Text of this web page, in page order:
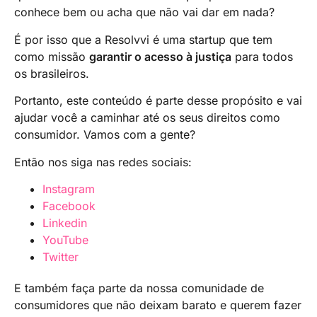
conhece bem ou acha que não vai dar em nada?
É por isso que a Resolvvi é uma startup que tem
como missão garantir o acesso à justiça para todos
os brasileiros.
Portanto, este conteúdo é parte desse propósito e vai
ajudar você a caminhar até os seus direitos como
consumidor. Vamos com a gente?
Então nos siga nas redes sociais:
Instagram
Facebook
Linkedin
YouTube
Twitter
E também faça parte da nossa comunidade de
consumidores que não deixam barato e querem fazer